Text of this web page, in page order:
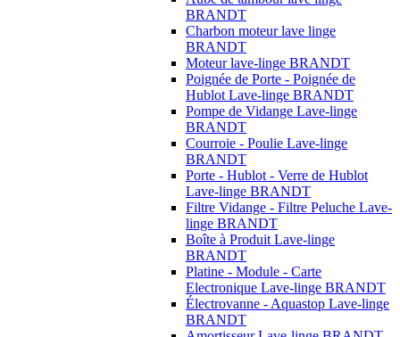
BRANDT
Charbon moteur lave linge
BRANDT
Moteur lave-linge BRANDT
Poignée de Porte - Poignée de
Hublot Lave-linge BRANDT
Pompe de Vidange Lave-linge
BRANDT
Courroie - Poulie Lave-linge
BRANDT
Porte - Hublot - Verre de Hublot
Lave-linge BRANDT
Filtre Vidange - Filtre Peluche Lave-
linge BRANDT
Boîte à Produit Lave-linge
BRANDT
Platine - Module - Carte
Electronique Lave-linge BRANDT
Électrovanne - Aquastop Lave-linge
BRANDT